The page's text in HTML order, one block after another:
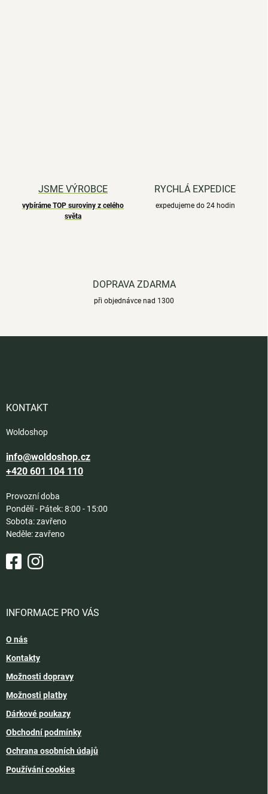
JSME VÝROBCE
vybíráme TOP suroviny z celého
světa
RYCHLÁ EXPEDICE
expedujeme do 24 hodin
DOPRAVA ZDARMA
při objednávce nad 1300
KONTAKT
Woldoshop
info@woldoshop.cz
+420 601 104 110
Provozní doba
Pondělí - Pátek: 8:00 - 15:00
Sobota: zavřeno
Neděle: zavřeno
INFORMACE PRO VÁS
O nás
Kontakty
Možnosti dopravy
Možnosti platby
Dárkové poukazy
Obchodní podmínky
Ochrana osobních údajů
Používání cookies